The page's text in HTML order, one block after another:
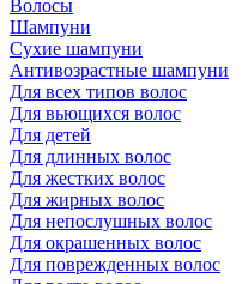
Волосы
Шампуни
Сухие шампуни
Антивозрастные шампуни
Для всех типов волос
Для вьющихся волос
Для детей
Для длинных волос
Для жестких волос
Для жирных волос
Для непослушных волос
Для окрашенных волос
Для поврежденных волос